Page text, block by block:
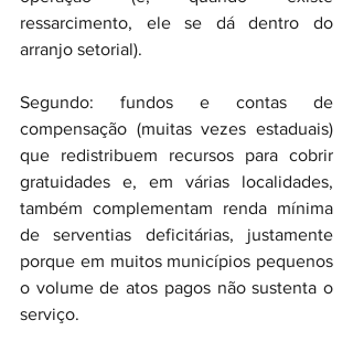
ressarcimento, ele se dá dentro do
arranjo setorial).
Segundo: fundos e contas de
compensação (muitas vezes estaduais)
que redistribuem recursos para cobrir
gratuidades e, em várias localidades,
também complementam renda mínima
de serventias deficitárias, justamente
porque em muitos municípios pequenos
o volume de atos pagos não sustenta o
serviço.